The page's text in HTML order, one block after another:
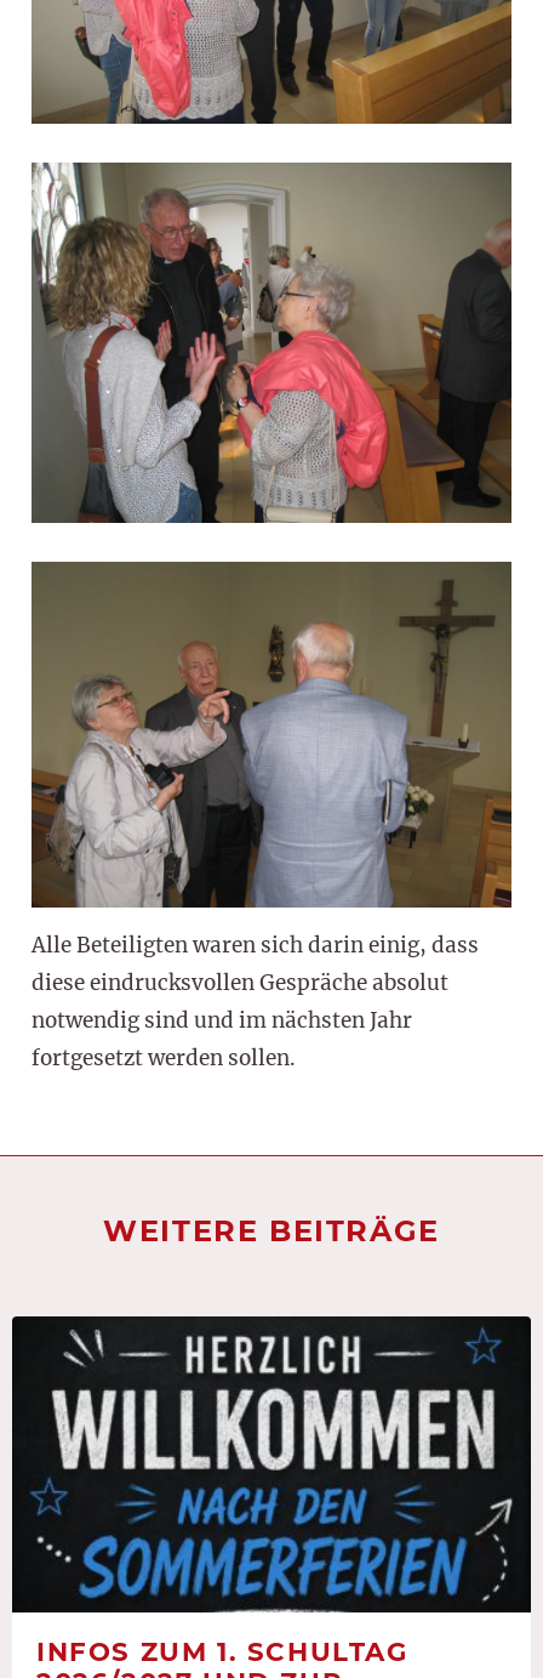
Alle Beteiligten waren sich darin einig, dass
diese eindrucksvollen Gespräche absolut
notwendig sind und im nächsten Jahr
fortgesetzt werden sollen.
WEITERE BEITRÄGE
INFOS ZUM 1. SCHULTAG